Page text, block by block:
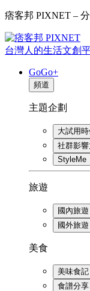
痞客邦 PIXNET –
台灣人的生活文創
GoGo+
頻道
主題企劃
大試用
社群影響
StyleMe
旅遊
國內旅遊
國外旅遊
美食
美味食記
食譜分享